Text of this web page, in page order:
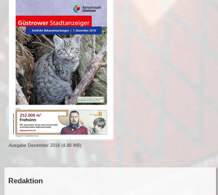
Ausgabe Dezember 2018 (4.98 MB)
Redaktion